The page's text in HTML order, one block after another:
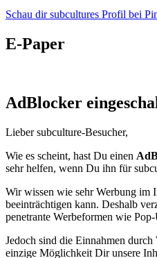
Schau dir subcultures Profil bei
E-Paper
AdBlocker
Lieber subculture-Besucher,
Wie es scheint, hast Du einen
sehr helfen, wenn Du ihn für
Wir wissen wie sehr Werbung im
beeinträchtigen kann. Deshalb
penetrante Werbeformen wie
Jedoch sind die Einnahmen
einzige Möglichkeit Dir unsere